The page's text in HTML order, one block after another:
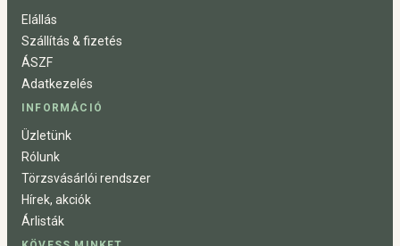
Elállás
Szállítás & fizetés
ÁSZF
Adatkezelés
INFORMÁCIÓ
Üzletünk
Rólunk
Törzsvásárlói rendszer
Hírek, akciók
Árlisták